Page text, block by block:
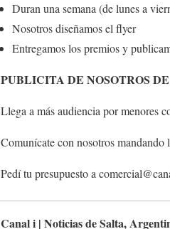
Duran una semana (de lunes a
Nosotros diseñamos el flyer
Entregamos los premios y
PUBLICITA DE NOSOTROS
Llega a más audiencia por menores
Comunícate con nosotros
Pedí tu presupuesto a
Canal i | Noticias de Salta,